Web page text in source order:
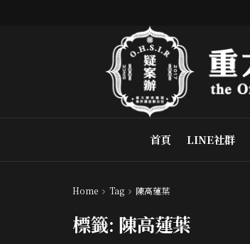
首頁 LINE社群
Home Tag 陳高蓮葉
標籤: 陳高蓮葉